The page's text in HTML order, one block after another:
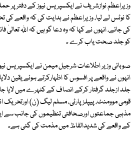
وزیراعظم نوازشریف نے ایکسپریس نیوز کے دفتر
کا نوٹس لے لیا، وزیراعظم نے ہدایت کی کہ واقعے
کی جائے، انہوں نے کہا کہ وہ دعا گو ہیں کہ اللہ تعالیٰ
کو جلد صحت یاب کرے ۔
صوبائی وزیر اطلاعات شرجیل میمن نے ایکسپریس
انہوں نے واقعے پر افسوس کا اظہارکرتے ہوئے یقین
جلد ازجلد گرفتار کرکے انصاف کے کٹہرے میں لایا
قومی موومنٹ، پیپلزپارٹی، مسلم لیگ (ن)
مذہبی جماعتوں اورصحافتی تنظیموں کی جانب سے
کے واقعے کی شدیدالفاظ میں مذمت کی گئی ہے۔